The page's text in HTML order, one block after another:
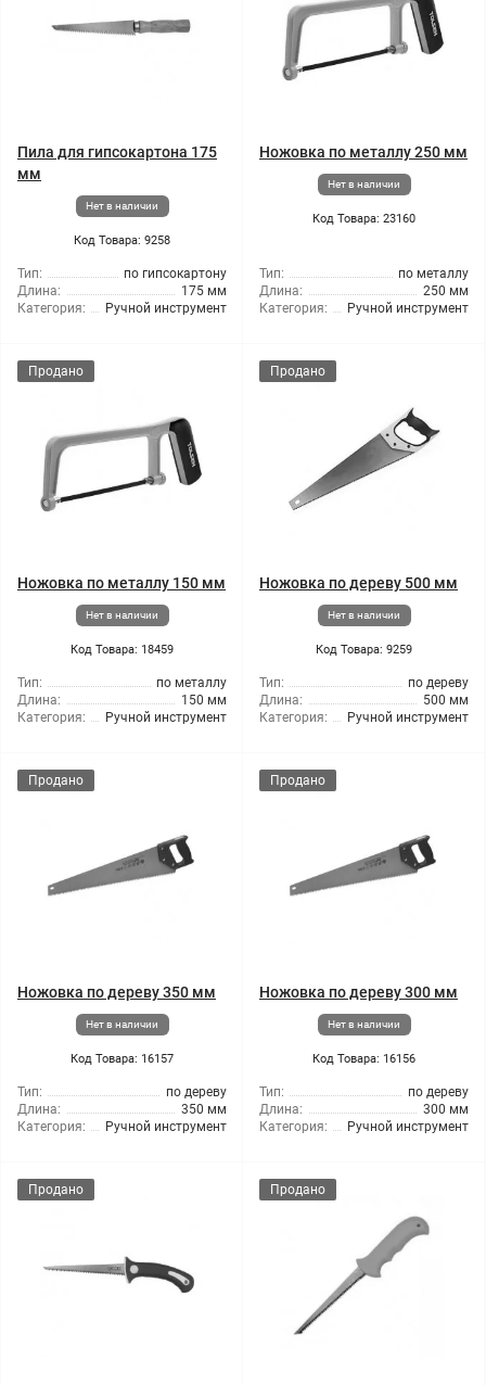
Пила для гипсокартона 175
мм
Нет в наличии
Код Товара: 9258
Тип:
по гипсокартону
Длина:
175 мм
Категория:
Ручной инструмент
Ножовка по металлу 250 мм
Нет в наличии
Код Товара: 23160
Тип:
по металлу
Длина:
250 мм
Категория:
Ручной инструмент
Продано
Ножовка по металлу 150 мм
Нет в наличии
Код Товара: 18459
Тип:
по металлу
Длина:
150 мм
Категория:
Ручной инструмент
Продано
Ножовка по дереву 500 мм
Нет в наличии
Код Товара: 9259
Тип:
по дереву
Длина:
500 мм
Категория:
Ручной инструмент
Продано
Ножовка по дереву 350 мм
Нет в наличии
Код Товара: 16157
Тип:
по дереву
Длина:
350 мм
Категория:
Ручной инструмент
Продано
Ножовка по дереву 300 мм
Нет в наличии
Код Товара: 16156
Тип:
по дереву
Длина:
300 мм
Категория:
Ручной инструмент
Продано Продано